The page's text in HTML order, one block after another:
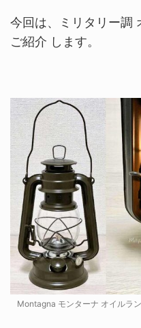
今回は、ミリタリー調
ご紹介 します。
Montagna モンターナ オイルラ